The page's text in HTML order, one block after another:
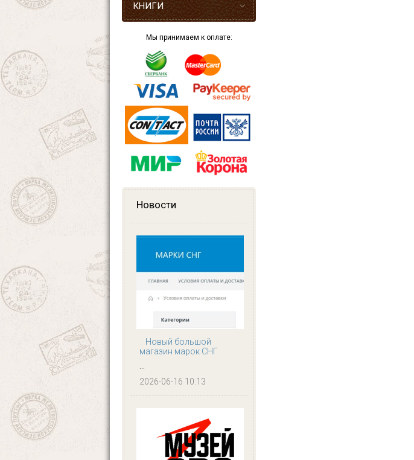
КНИГИ
Мы принимаем к оплате:
Новости
Новый большой
магазин марок СНГ
...
2026-06-16 10:13